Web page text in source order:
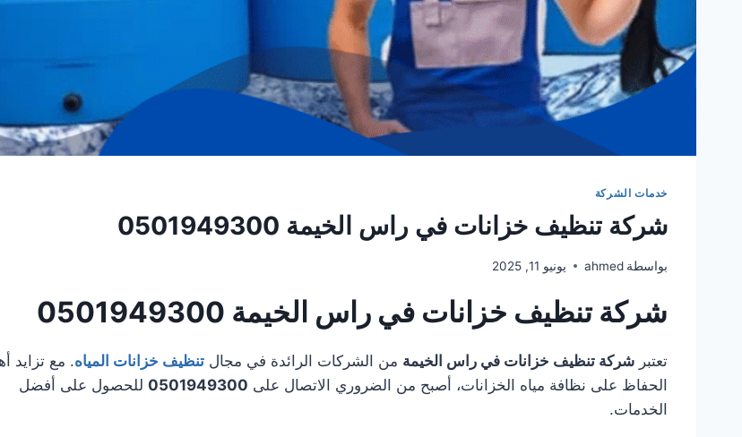
خدمات الشركة
شركة تنظيف خزانات في راس الخيمة 0501949300
بواسطة ahmed يونيو 11, 2025
شركة تنظيف خزانات في راس الخيمة 0501949300
تعتبرشركة تنظيف خزانات في راس الخيمة من الشركات الرائدة في مجالتنظيف خزانات المياه. مع تزايد
الحفاظ على نظافة مياه الخزانات، أصبح من الضروري الاتصال على 0501949300 للحصول على أفضل
الخدمات.